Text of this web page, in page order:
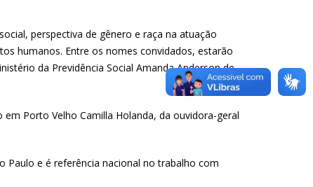
perspectiva de gênero e raça na atuação
humanos. Entre os nomes convidados, estarão
da Previdência Social Amanda Anderson de
Porto Velho Camilla Holanda, da ouvidora-geral
Paulo e é referência nacional no trabalho com